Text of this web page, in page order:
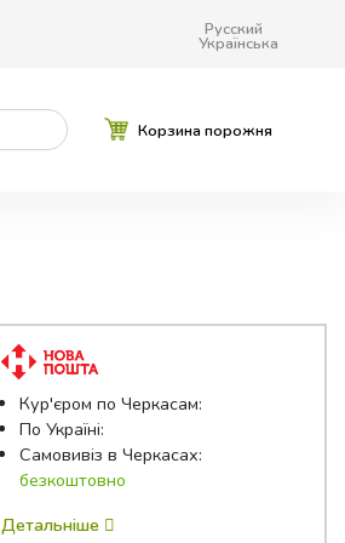
Русский
Українська
Корзина порожня
Кур'єром по Черкасам:
По Україні:
Самовивіз в Черкасах:
безкоштовно
Детальніше